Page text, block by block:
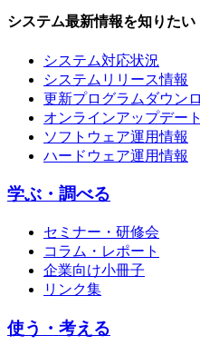
システム最新情報を知りたい
システム対応状況
システムリリース情報
更新プログラムダウン
オンラインアップデート
ソフトウェア運用情報
ハードウェア運用情報
学ぶ・調べる
セミナー・研修会
コラム・レポート
企業向け小冊子
リンク集
使う・考える